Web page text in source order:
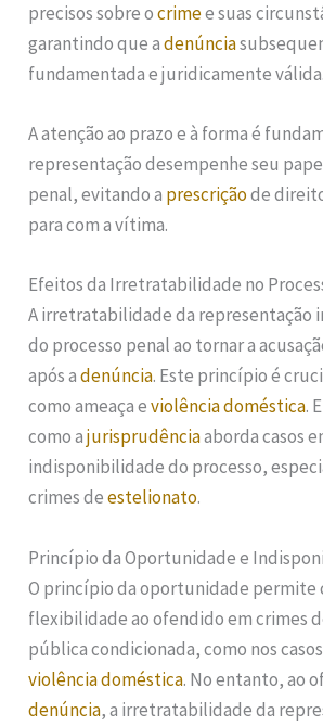
precisos sobre ocrimee suas
garantindo que adenúncia
fundamentada e juridicamente válida.
A atenção ao prazo e à forma é
representação desempenhe seu
penal, evitando a prescriçãode
para com a vítima.
Efeitos da Irretratabilidade no
A irretratabilidade da representação
do processo penal ao tornar a
após adenúncia. Este princípio é
como ameaça eviolência doméstica.
como ajurisprudênciaaborda casos
indisponibilidade do processo,
crimes deestelionato.
Princípio da Oportunidade e
O princípio da oportunidade permite
flexibilidade ao ofendido em crimes
pública condicionada, como nos
violência doméstica. No entanto, ao
denúncia, a irretratabilidade da